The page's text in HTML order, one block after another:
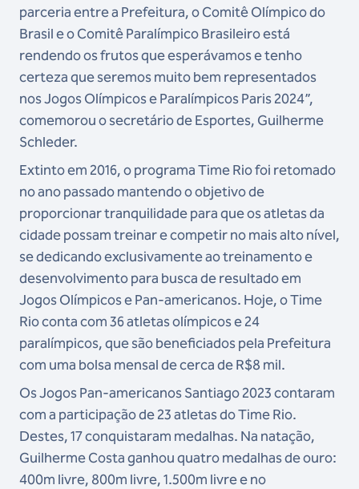
parceria entre a Prefeitura, o Comitê Olímpico do
Brasil e o Comitê Paralímpico Brasileiro está
rendendo os frutos que esperávamos e tenho
certeza que seremos muito bem representados
nos Jogos Olímpicos e Paralímpicos Paris 2024”,
comemorou o secretário de Esportes, Guilherme
Schleder.
Extinto em 2016, o programa Time Rio foi retomado
no ano passado mantendo o objetivo de
proporcionar tranquilidade para que os atletas da
cidade possam treinar e competir no mais alto nível,
se dedicando exclusivamente ao treinamento e
desenvolvimento para busca de resultado em
Jogos Olímpicos e Pan-americanos. Hoje, o Time
Rio conta com 36 atletas olímpicos e 24
paralímpicos, que são beneficiados pela Prefeitura
com uma bolsa mensal de cerca de R$8 mil.
Os Jogos Pan-americanos Santiago 2023 contaram
com a participação de 23 atletas do Time Rio.
Destes, 17 conquistaram medalhas. Na natação,
Guilherme Costa ganhou quatro medalhas de ouro:
400m livre, 800m livre, 1.500m livre e no